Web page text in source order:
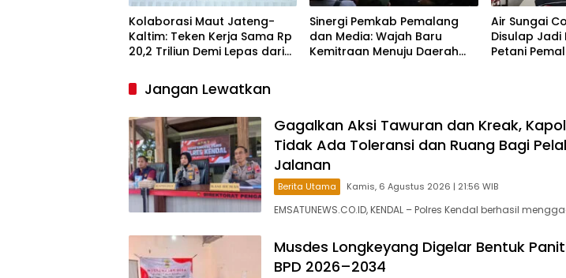
Kolaborasi Maut Jateng-
Kaltim: Teken Kerja Sama Rp
20,2 Triliun Demi Lepas dari
Sinergi Pemkab Pemalang
dan Media: Wajah Baru
Kemitraan Menuju Daerah
Air Sungai
Disulap Jadi
Petani
Jangan Lewatkan
Gagalkan Aksi Tawuran dan Kreak,
Tidak Ada Toleransi dan Ruang Bagi
Jalanan
Berita Utama Kamis, 6 Agustus 2026 | 21:56 WIB
EMSATUNEWS.CO.ID, KENDAL – Polres Kendal berhasil
Musdes Longkeyang Digelar Bentuk
BPD 2026–2034